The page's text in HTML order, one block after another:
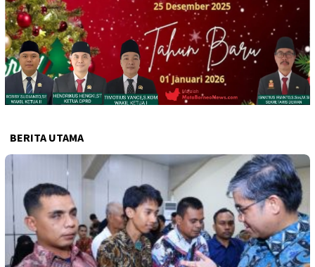
BERITA UTAMA